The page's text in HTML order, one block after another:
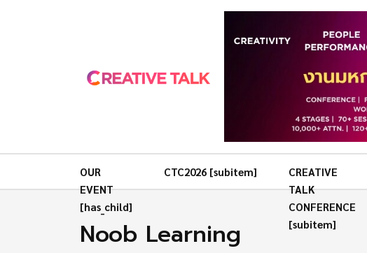
OUR
EVENT
[has_child]
CTC2026 [subitem]
CREATIVE
TALK
CONFERENCE
[subitem]
Noob Learning